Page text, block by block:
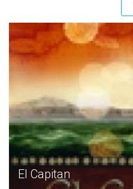
El Capitan